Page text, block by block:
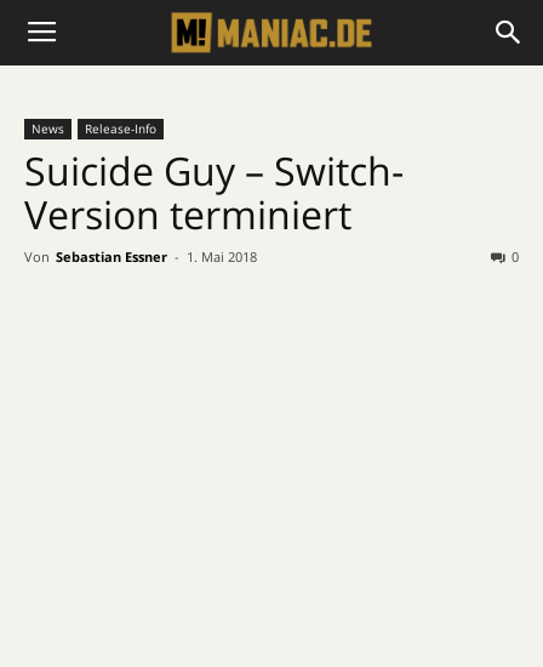
News Release-Info
Suicide Guy – Switch-
Version terminiert
Von Sebastian Essner - 1. Mai 2018 0